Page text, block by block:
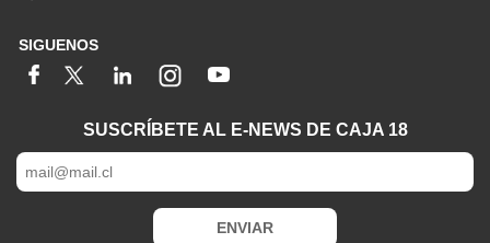
SIGUENOS
SUSCRÍBETE AL E-NEWS DE CAJA 18